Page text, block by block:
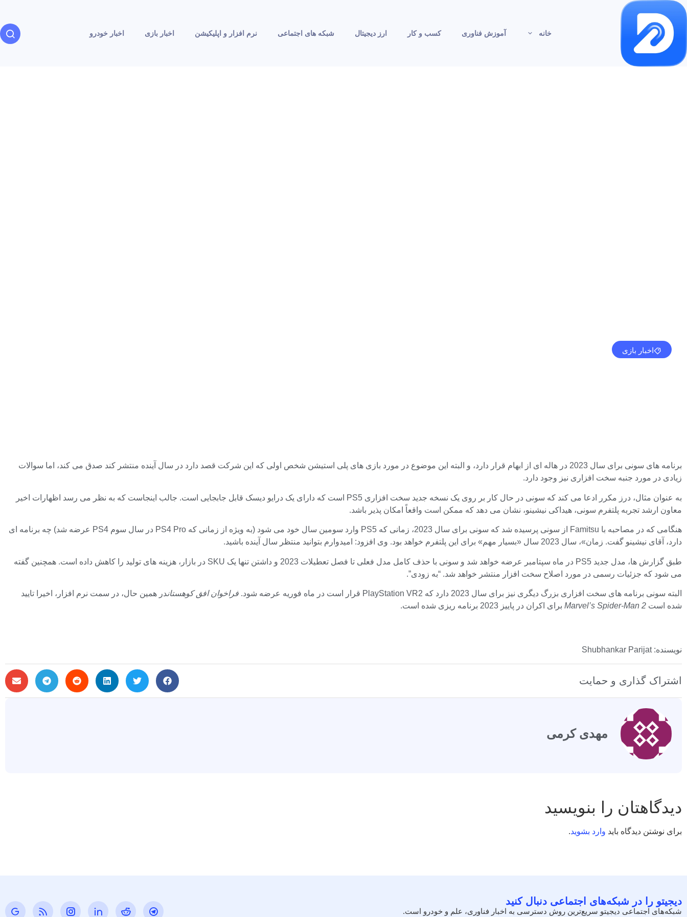
خانه آموزش فناوری کسب و کار ارز دیجیتال شبکه های اجتماعی نرم افزار و اپلیکیشن اخبار بازی اخبار خودرو
اخبار بازی
برنامه های سونی برای سال 2023 در هاله ای از ابهام قرار دارد، و البته این موضوع در مورد بازی های پلی استیشن شخص اولی که این شرکت قصد دارد در سال آینده منتشر کند صدق می کند، اما سوالات
زیادی در مورد جنبه سخت افزاری نیز وجود دارد.
به عنوان مثال، درز مکرر ادعا می کند که سونی در حال کار بر روی یک نسخه جدید سخت افزاری PS5 است که دارای یک درایو دیسک قابل جابجایی است. جالب اینجاست که به نظر می رسد اظهارات اخیر
معاون ارشد تجربه پلتفرم سونی، هیداکی نیشینو، نشان می دهد که ممکن است واقعاً امکان پذیر باشد.
هنگامی که در مصاحبه با Famitsu از سونی پرسیده شد که سونی برای سال 2023، زمانی که PS5 وارد سومین سال خود می شود (به ویژه از زمانی که PS4 Pro در سال سوم PS4 عرضه شد) چه برنامه ای
دارد، آقای نیشینو گفت. زمان»، سال 2023 سال «بسیار مهم» برای این پلتفرم خواهد بود. وی افزود: امیدوارم بتوانید منتظر سال آینده باشید.
طبق گزارش ها، مدل جدید PS5 در ماه سپتامبر عرضه خواهد شد و سونی با حذف کامل مدل فعلی تا فصل تعطیلات 2023 و داشتن تنها یک SKU در بازار، هزینه های تولید را کاهش داده است. همچنین گفته
می شود که جزئیات رسمی در مورد اصلاح سخت افزار منتشر خواهد شد. “به زودی”.
البته سونی برنامه های سخت افزاری بزرگ دیگری نیز برای سال 2023 دارد که PlayStation VR2 قرار است در ماه فوریه عرضه شود. فراخوان افق کوهستاندر همین حال، در سمت نرم افزار، اخیرا تایید
شده است Marvel’s Spider-Man 2 برای اکران در پاییز 2023 برنامه ریزی شده است.
نویسنده: Shubhankar Parijat
اشتراک گذاری و حمایت
مهدی کرمی
دیدگاهتان را بنویسید
برای نوشتن دیدگاه باید وارد بشوید.
دیجیتو را در شبکه‌های اجتماعی دنبال کنید
شبکه‌های اجتماعی دیجیتو سریع‌ترین روش دسترسی به اخبار فناوری، علم و خودرو است.